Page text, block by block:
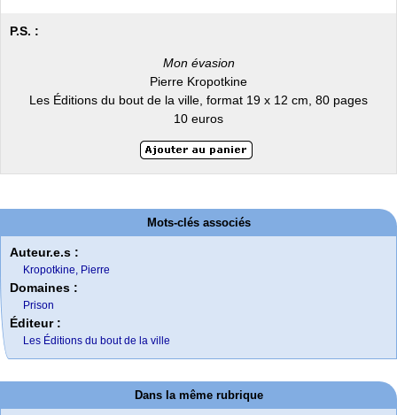
P.S. :
Mon évasion
Pierre Kropotkine
Les Éditions du bout de la ville, format 19 x 12 cm, 80 pages
10 euros
Mots-clés associés
Auteur.e.s :
Kropotkine, Pierre
Domaines :
Prison
Éditeur :
Les Éditions du bout de la ville
Dans la même rubrique